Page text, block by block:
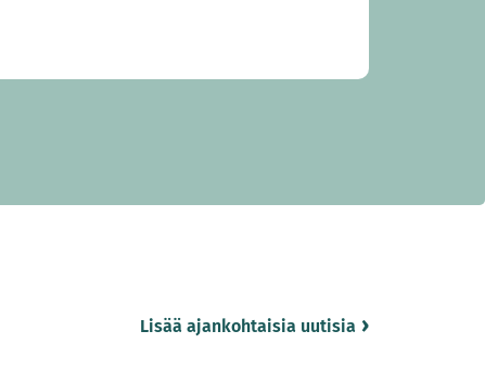
Lisää ajankohtaisia uutisia